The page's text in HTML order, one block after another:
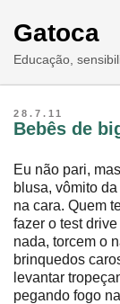
Gatoca
Educação,
28.7.11
Bebês de
Eu não pari,
blusa, vômito
na cara. Quem
fazer o test
nada, torcem o
brinquedos
levantar
pegando fogo